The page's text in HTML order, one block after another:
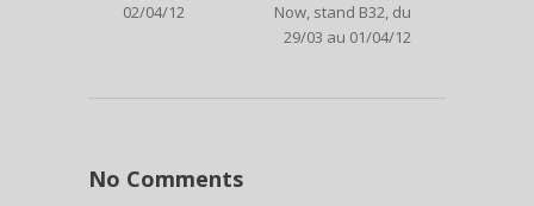
02/04/12
Now, stand B32, du
29/03 au 01/04/12
No Comments